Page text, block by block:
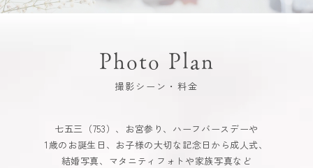
Photo Plan
撮影シーン・料金
七五三（753）、お宮参り、ハーフバースデーや
1歳のお誕生日、お子様の大切な記念日から成人式、
結婚写真、マタニティフォトや家族写真など